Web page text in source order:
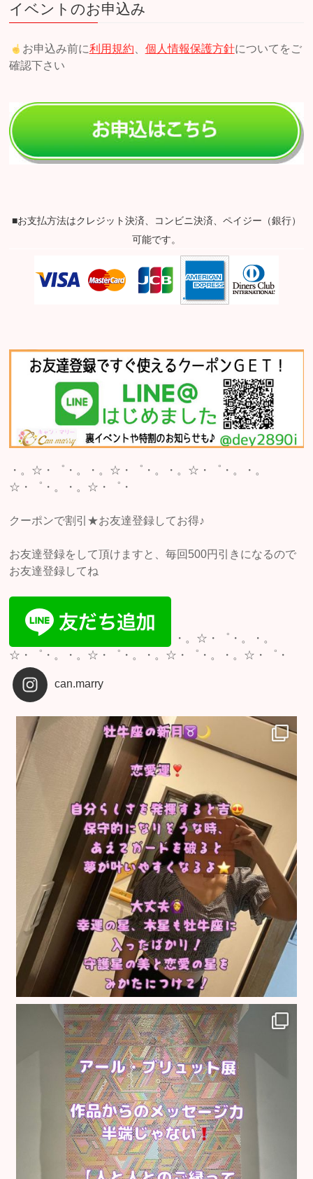
イベントのお申込み
お申込み前に利用規約 個人情報保護方針についてをご
確認下さい
■お支払方法はクレジット決済、コンビニ決済、ペイジー（銀行）
可能です。
・。☆・゜・。・。☆・゜・。・。☆・゜・。・。
☆・゜・。・。☆・゜・
クーポンで割引★お友達登録してお得♪
お友達登録をして頂けますと、毎回500円引きになるので
お友達登録してね
・。☆・゜・。・。
☆・゜・。・。☆・゜・。・。☆・゜・。・。☆・゜・
can.marry